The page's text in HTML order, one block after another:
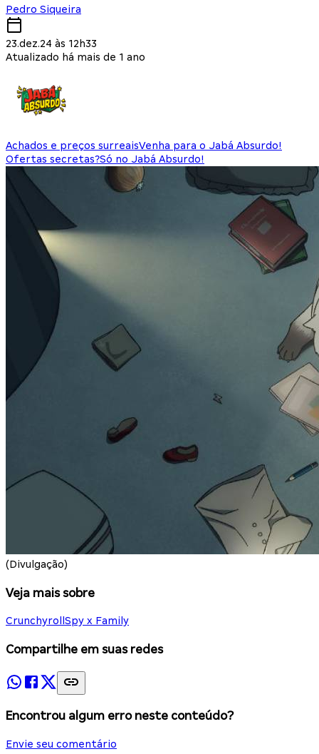
Pedro Siqueira
23.dez.24 às 12h33
Atualizado há mais de 1 ano
Achados e preços surreaisVenha para o Jabá Absurdo!
Ofertas secretas?Só no Jabá Absurdo!
(Divulgação)
Veja mais sobre
Crunchyroll Spy x Family
Compartilhe em suas redes
Encontrou algum erro neste conteúdo?
Envie seu comentário